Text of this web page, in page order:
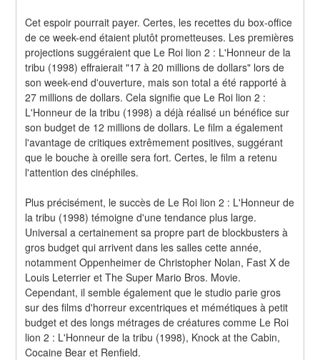
Cet espoir pourrait payer. Certes, les recettes du box-office
de ce week-end étaient plutôt prometteuses. Les premières
projections suggéraient que Le Roi lion 2 : L'Honneur de la
tribu (1998) effraierait "17 à 20 millions de dollars" lors de
son week-end d'ouverture, mais son total a été rapporté à
27 millions de dollars. Cela signifie que Le Roi lion 2 :
L'Honneur de la tribu (1998) a déjà réalisé un bénéfice sur
son budget de 12 millions de dollars. Le film a également
l'avantage de critiques extrêmement positives, suggérant
que le bouche à oreille sera fort. Certes, le film a retenu
l'attention des cinéphiles.
Plus précisément, le succès de Le Roi lion 2 : L'Honneur de
la tribu (1998) témoigne d'une tendance plus large.
Universal a certainement sa propre part de blockbusters à
gros budget qui arrivent dans les salles cette année,
notamment Oppenheimer de Christopher Nolan, Fast X de
Louis Leterrier et The Super Mario Bros. Movie.
Cependant, il semble également que le studio parie gros
sur des films d'horreur excentriques et mémétiques à petit
budget et des longs métrages de créatures comme Le Roi
lion 2 : L'Honneur de la tribu (1998), Knock at the Cabin,
Cocaine Bear et Renfield.